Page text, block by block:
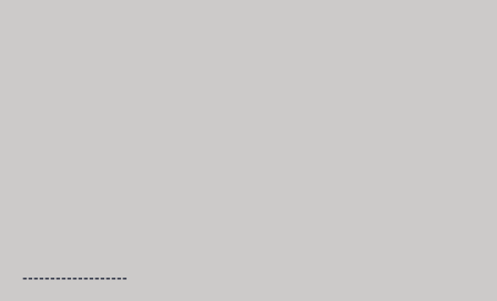
-------------------